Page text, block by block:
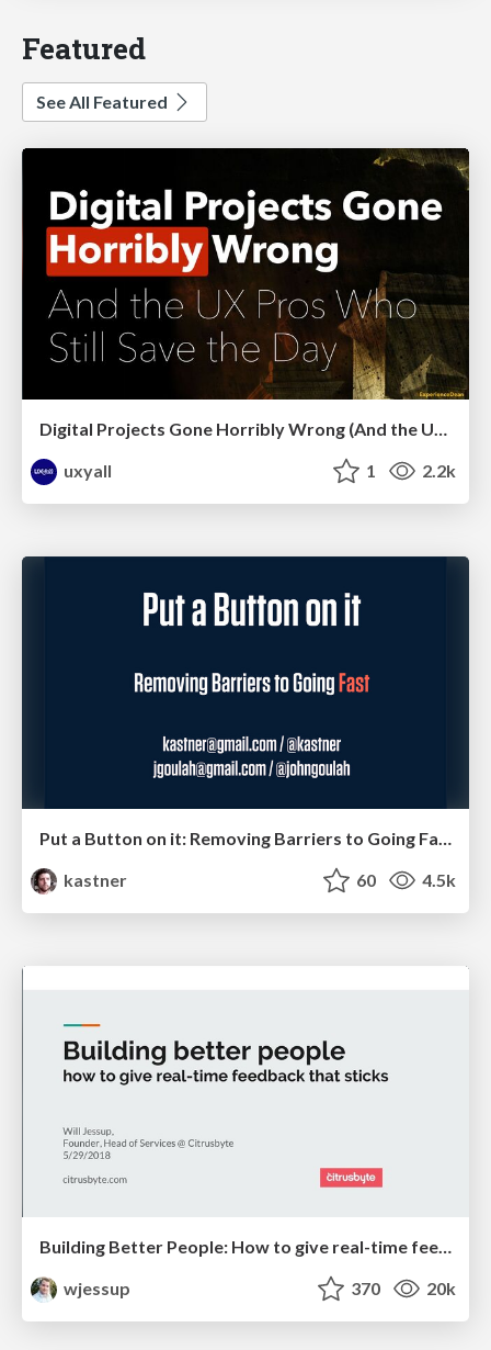
Featured
See All Featured
Digital Projects Gone Horribly Wrong (And the UX Pros Who Still Save the Day) - Dean Schuster
uxyall
1 2.2k
Put a Button on it: Removing Barriers to Going Fast.
kastner
60 4.5k
Building Better People: How to give real-time feedback that sticks.
wjessup
370 20k